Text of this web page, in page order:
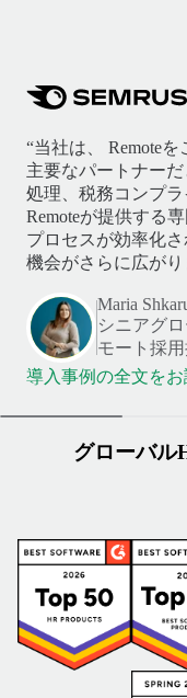
“当社は、 Remote
主要なパートナー
処理、税務コンプ
Remoteが提供する
プロセスが効率化
機会がさらに広がり
Maria
シニアグ
モート採
導入事例の全文を
グローバル